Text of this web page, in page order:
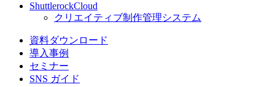
ShuttlerockCloud
クリエイティブ制作管理システム
資料ダウンロード
導入事例
セミナー
SNS ガイド